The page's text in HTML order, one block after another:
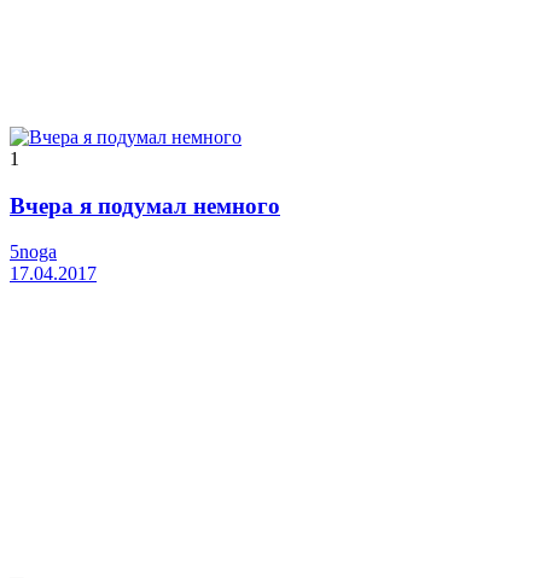
1
Вчера я подумал немного
5noga
17.04.2017